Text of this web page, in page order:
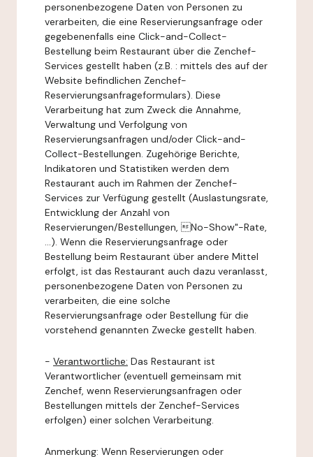
personenbezogene Daten von Personen zu
verarbeiten, die eine Reservierungsanfrage oder
gegebenenfalls eine Click-and-Collect-
Bestellung beim Restaurant über die Zenchef-
Services gestellt haben (z.B. : mittels des auf der
Website befindlichen Zenchef-
Reservierungsanfrageformulars). Diese
Verarbeitung hat zum Zweck die Annahme,
Verwaltung und Verfolgung von
Reservierungsanfragen und/oder Click-and-
Collect-Bestellungen. Zugehörige Berichte,
Indikatoren und Statistiken werden dem
Restaurant auch im Rahmen der Zenchef-
Services zur Verfügung gestellt (Auslastungsrate,
Entwicklung der Anzahl von
Reservierungen/Bestellungen, No-Show"-Rate,
...). Wenn die Reservierungsanfrage oder
Bestellung beim Restaurant über andere Mittel
erfolgt, ist das Restaurant auch dazu veranlasst,
personenbezogene Daten von Personen zu
verarbeiten, die eine solche
Reservierungsanfrage oder Bestellung für die
vorstehend genannten Zwecke gestellt haben.
- Verantwortliche: Das Restaurant ist
Verantwortlicher (eventuell gemeinsam mit
Zenchef, wenn Reservierungsanfragen oder
Bestellungen mittels der Zenchef-Services
erfolgen) einer solchen Verarbeitung.
Anmerkung: Wenn Reservierungen oder